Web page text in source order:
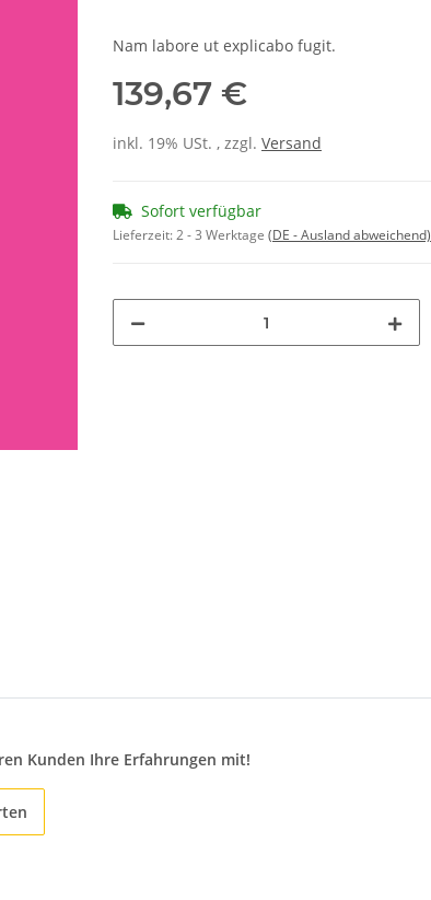
Nam labore ut explicabo fugit.
139,67 €
inkl. 19% USt. , zzgl. Versand
Sofort verfügbar
Lieferzeit:2 - 3 Werktage (DE - Ausland abweichend)
Kunden Ihre Erfahrungen mit!